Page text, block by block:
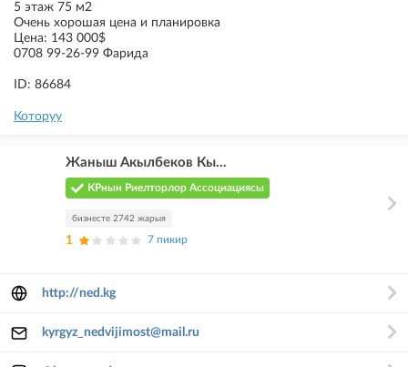
5 этаж 75 м2
Очень хорошая цена и планировка
Цена: 143 000$
0708 99-26-99 Фарида
ID: 86684
Которуу
Жаныш Акылбеков Кы...
КРнын Риелторлор Ассоциациясы
бизнесте 2742 жарыя
1 7 пикир
http://ned.kg
kyrgyz_nedvijimost@mail.ru